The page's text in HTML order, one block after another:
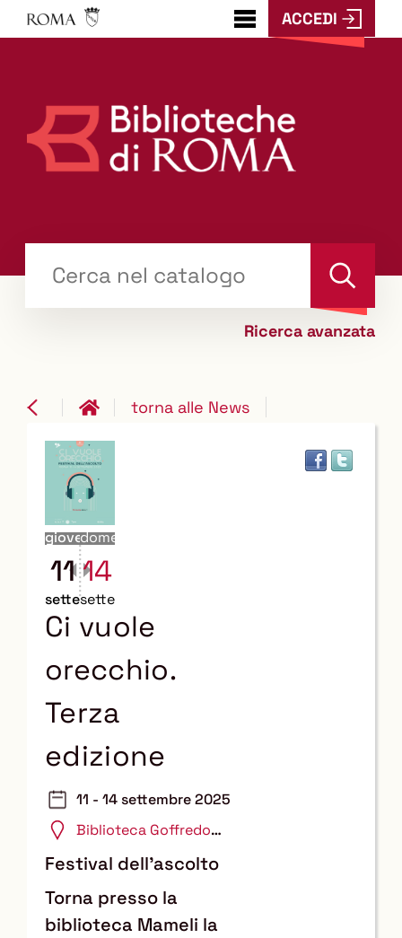
???
menu.button???
ACCEDI
il tuo libro "Catalogo"
Cerca
Ricerca avanzata
torna alle News
giovedì
11
settembre
domenica
14
settembre
Ci vuole
orecchio.
Terza
edizione
11 - 14 settembre 2025
Biblioteca Goffredo
Festival dell'ascolto
Torna presso la
biblioteca Mameli la